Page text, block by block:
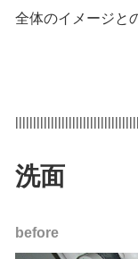
全体のイメージと
洗面
before